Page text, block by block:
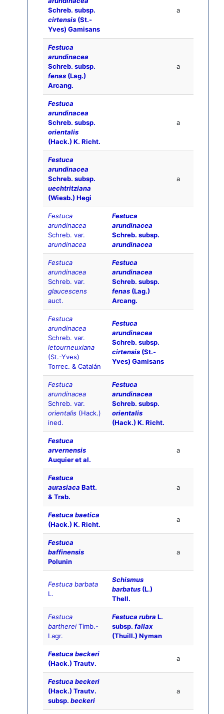
Schreb. subsp.
cirtensis (St.-
Yves) Gamisans
a
Festuca
arundinacea
Schreb. subsp.
fenas (Lag.)
Arcang.
a
Festuca
arundinacea
Schreb. subsp.
orientalis
(Hack.) K. Richt.
a
Festuca
arundinacea
Schreb. subsp.
uechtritziana
(Wiesb.) Hegi
a
Festuca
arundinacea
Schreb. var.
arundinacea
Festuca
arundinacea
Schreb. subsp.
arundinacea
Festuca
arundinacea
Schreb. var.
glaucescens
auct.
Festuca
arundinacea
Schreb. subsp.
fenas (Lag.)
Arcang.
Festuca
arundinacea
Schreb. var.
letourneuxiana
(St.-Yves)
Torrec. & Catalán
Festuca
arundinacea
Schreb. subsp.
cirtensis (St.-
Yves) Gamisans
Festuca
arundinacea
Schreb. var.
orientalis (Hack.)
ined.
Festuca
arundinacea
Schreb. subsp.
orientalis
(Hack.) K. Richt.
Festuca
arvernensis
Auquier et al.
a
Festuca
aurasiaca Batt.
& Trab.
a
Festuca baetica
(Hack.) K. Richt.
a
Festuca
baffinensis
Polunin
a
Festuca barbata
L.
Schismus
barbatus (L.)
Thell.
Festuca
bartherei Timb.-
Lagr.
Festuca rubra L.
subsp. fallax
(Thuill.) Nyman
Festuca beckeri
(Hack.) Trautv.
a
Festuca beckeri
(Hack.) Trautv.
subsp. beckeri
a